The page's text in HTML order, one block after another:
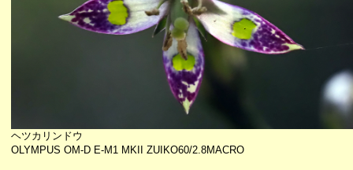
ヘツカリンドウ
OLYMPUS OM-D E-M1 MKII ZUIKO60/2.8MACRO